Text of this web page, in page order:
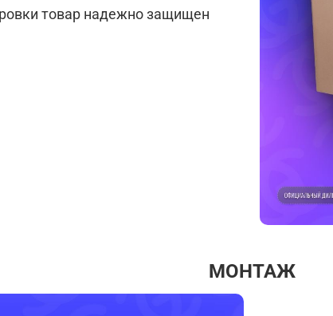
товар надежно защищен
МОНТАЖ